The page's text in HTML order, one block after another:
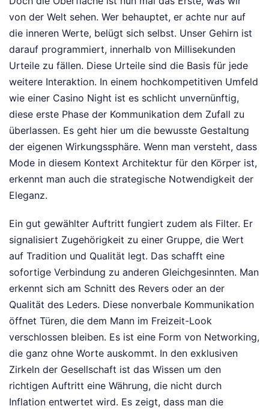
von der Welt sehen. Wer behauptet, er achte nur auf
die inneren Werte, belügt sich selbst. Unser Gehirn ist
darauf programmiert, innerhalb von Millisekunden
Urteile zu fällen. Diese Urteile sind die Basis für jede
weitere Interaktion. In einem hochkompetitiven Umfeld
wie einer Casino Night ist es schlicht unvernünftig,
diese erste Phase der Kommunikation dem Zufall zu
überlassen. Es geht hier um die bewusste Gestaltung
der eigenen Wirkungssphäre. Wenn man versteht, dass
Mode in diesem Kontext Architektur für den Körper ist,
erkennt man auch die strategische Notwendigkeit der
Eleganz.
Ein gut gewählter Auftritt fungiert zudem als Filter. Er
signalisiert Zugehörigkeit zu einer Gruppe, die Wert
auf Tradition und Qualität legt. Das schafft eine
sofortige Verbindung zu anderen Gleichgesinnten. Man
erkennt sich am Schnitt des Revers oder an der
Qualität des Leders. Diese nonverbale Kommunikation
öffnet Türen, die dem Mann im Freizeit-Look
verschlossen bleiben. Es ist eine Form von Networking,
die ganz ohne Worte auskommt. In den exklusiven
Zirkeln der Gesellschaft ist das Wissen um den
richtigen Auftritt eine Währung, die nicht durch
Inflation entwertet wird. Es zeigt, dass man die